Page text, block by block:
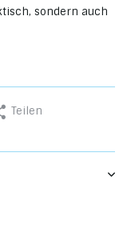
sondern auch
Teilen